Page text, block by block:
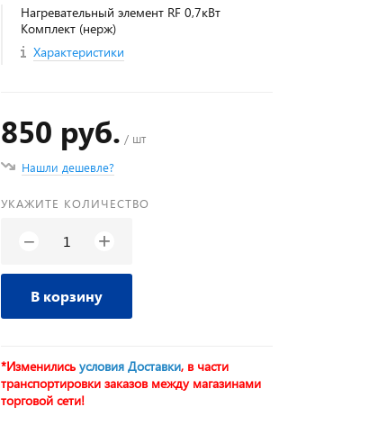
Нагревательный элемент RF 0,7кВт
Комплект (нерж)
Характеристики
850 руб. / шт
Нашли дешевле?
УКАЖИТЕ КОЛИЧЕСТВО
− +
В корзину
*Изменилисьусловия Доставки, в части
транспортировки заказов между магазинами
торговой сети!